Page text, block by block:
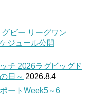
ビー リーグワン
ジュール公開
チ 2026ラグビッグド
日～ 2026.8.4
ートWeek5～6